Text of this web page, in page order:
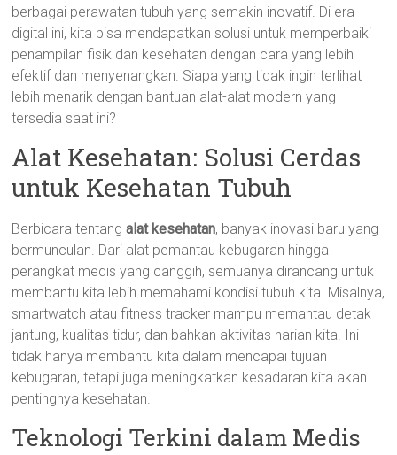
berbagai perawatan tubuh yang semakin inovatif. Di era
digital ini, kita bisa mendapatkan solusi untuk memperbaiki
penampilan fisik dan kesehatan dengan cara yang lebih
efektif dan menyenangkan. Siapa yang tidak ingin terlihat
lebih menarik dengan bantuan alat-alat modern yang
tersedia saat ini?
Alat Kesehatan: Solusi Cerdas
untuk Kesehatan Tubuh
Berbicara tentangalat kesehatan, banyak inovasi baru yang
bermunculan. Dari alat pemantau kebugaran hingga
perangkat medis yang canggih, semuanya dirancang untuk
membantu kita lebih memahami kondisi tubuh kita. Misalnya,
smartwatch atau fitness tracker mampu memantau detak
jantung, kualitas tidur, dan bahkan aktivitas harian kita. Ini
tidak hanya membantu kita dalam mencapai tujuan
kebugaran, tetapi juga meningkatkan kesadaran kita akan
pentingnya kesehatan.
Teknologi Terkini dalam Medis